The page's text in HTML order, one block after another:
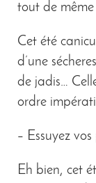
tout de
Cet été
d’une
de jadis…
ordre
– Essuyez
Eh bien, cet